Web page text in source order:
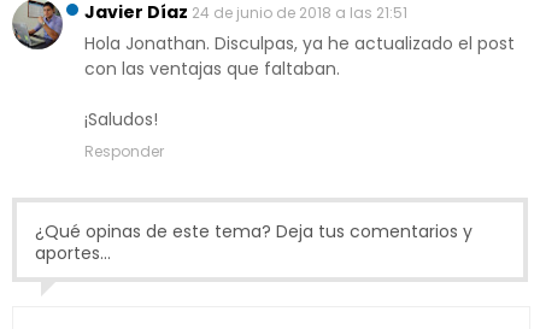
Javier Díaz 24 de junio de 2018 a las 21:51
Hola Jonathan. Disculpas, ya he actualizado el post
con las ventajas que faltaban.
¡Saludos!
Responder
¿Qué opinas de este tema? Deja tus comentarios y
aportes...